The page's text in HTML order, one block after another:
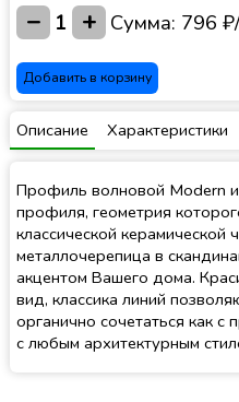
− 1 + Сумма: 796
Добавить в корзину
Описание Характеристики
Профиль волновой Modern
профиля, геометрия
классической керамической
металлочерепица в
акцентом Вашего дома.
вид, классика линий
органично сочетаться как
с любым архитектурным